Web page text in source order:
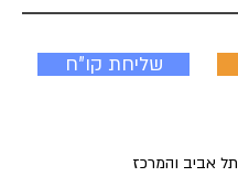
שליחת קו"ח
תל אביב והמרכז